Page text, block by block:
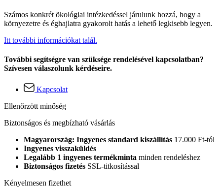
Számos konkrét ökológiai intézkedéssel járulunk hozzá, hogy a
környezetre és éghajlatra gyakorolt hatás a lehető legkisebb legyen.
Itt további információkat talál.
További segítségre van szüksége rendelésével kapcsolatban?
Szívesen válaszolunk kérdéseire.
Kapcsolat
Ellenőrzött minőség
Biztonságos és megbízható vásárlás
Magyarország: Ingyenes standard kiszállítás 17.000 Ft-tól
Ingyenes visszaküldés
Legalább 1 ingyenes termékminta minden rendeléshez
Biztonságos fizetés SSL-titkosítással
Kényelmesen fizethet